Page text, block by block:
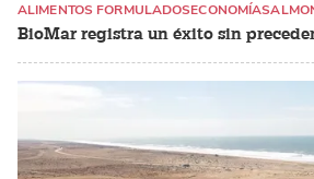
BioMar registra un éxito sin
ALIMENTOS FORMULADOSECONOMÍA